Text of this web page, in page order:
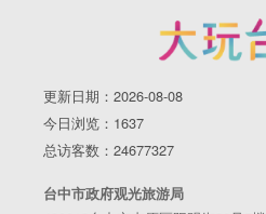
更新日期：2026-08-08
今日浏览：1637
总访客数：24677327
台中市政府观光旅游局